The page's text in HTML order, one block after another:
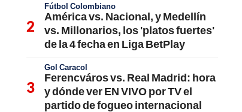
Fútbol Colombiano
América vs. Nacional, y Medellín
vs. Millonarios, los 'platos fuertes'
de la 4 fecha en Liga BetPlay
Gol Caracol
Ferencváros vs. Real Madrid: hora
y dónde ver EN VIVO por TV el
partido de fogueo internacional